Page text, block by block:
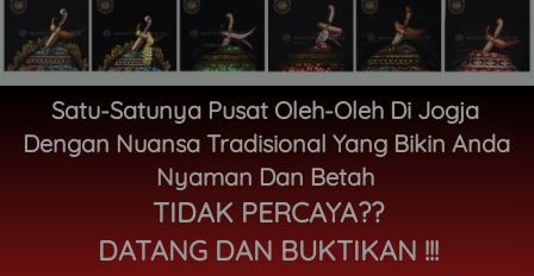
Satu-Satunya Pusat Oleh-Oleh Di Jogja
Dengan Nuansa Tradisional Yang Bikin Anda
Nyaman Dan Betah
TIDAK PERCAYA??
DATANG DAN BUKTIKAN !!!